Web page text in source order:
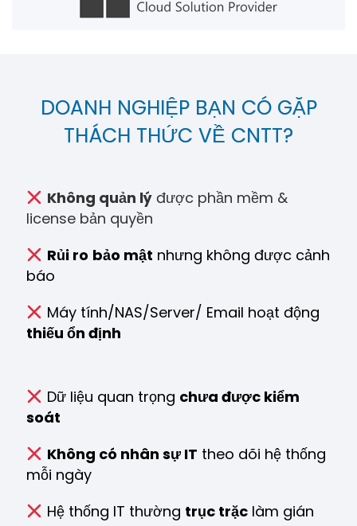
DOANH NGHIỆP BẠN CÓ GẶP
THÁCH THỨC VỀ CNTT?
Không quản lýđược phần mềm &
license bản quyền
Rủi ro bảo mật nhưng không được cảnh
báo
Máy tính/NAS/Server/ Email hoạt động
thiếu ổn định
Dữ liệu quan trọng chưa được kiểm
soát
Không có nhân sự IT theo dõi hệ thống
mỗi ngày
Hệ thống IT thường trục trặclàm gián